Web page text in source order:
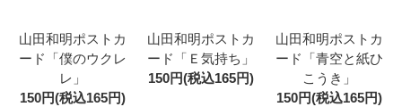
山田和明ポストカ
ード「僕のウクレ
レ」
150円(税込165円)
山田和明ポストカ
ード「Ｅ気持ち」
150円(税込165円)
山田和明ポストカ
ード「青空と紙ひ
こうき」
150円(税込165円)